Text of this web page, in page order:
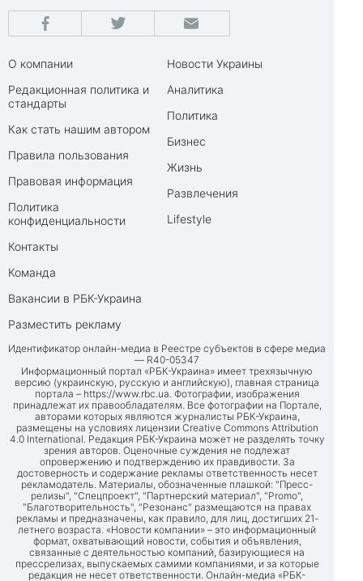
О компании
Редакционная политика и
стандарты
Как стать нашим автором
Правила пользования
Правовая информация
Политика
конфиденциальности
Контакты
Команда
Вакансии в РБК-Украина
Разместить рекламу
Новости Украины
Аналитика
Политика
Бизнес
Жизнь
Развлечения
Lifestyle
Идентификатор онлайн-медиа в Реестре субъектов в сфере медиа
— R40-05347
Информационный портал «РБК-Украина» имеет трехязычную
версию (украинскую, русскую и английскую), главная страница
портала – https://www.rbc.ua. Фотографии, изображения
принадлежат их правообладателям. Все фотографии на Портале,
авторами которых являются журналисты РБК-Украина,
размещены на условиях лицензии Creative Commons Attribution
4.0 International. Редакция РБК-Украина может не разделять точку
зрения авторов. Оценочные суждения не подлежат
опровержению и подтверждению их правдивости. За
достоверность и содержание рекламы ответственность несет
рекламодатель. Материалы, обозначенные плашкой: "Пресс-
релизы", "Спецпроект", "Партнерский материал", "Promo",
"Благотворительность", "Резонанс" размещаются на правах
рекламы и предназначены, как правило, для лиц, достигших 21-
летнего возраста. «Новости компании» – это информационный
формат, охватывающий новости, события и объявления,
связанные с деятельностью компаний, базирующиеся на
прессрелизах, выпускаемых самими компаниями, и за которые
редакция не несет ответственности. Онлайн-медиа «РБК-